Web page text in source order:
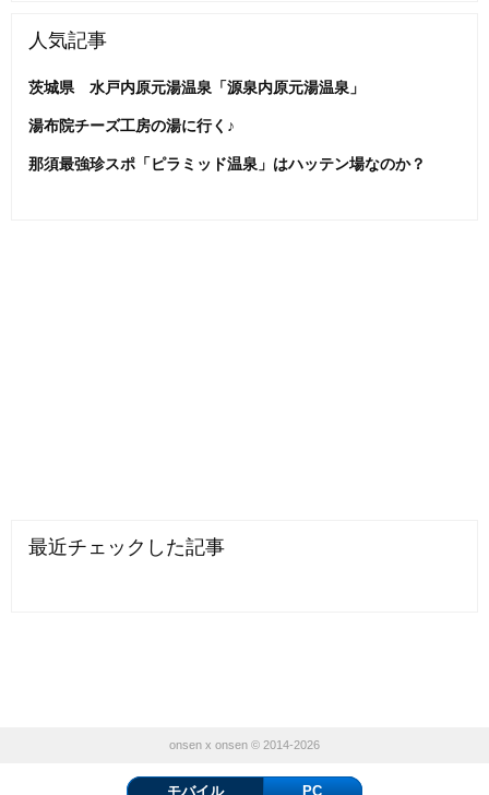
人気記事
茨城県 水戸内原元湯温泉「源泉内原元湯温泉」
湯布院チーズ工房の湯に行く♪
那須最強珍スポ「ピラミッド温泉」はハッテン場なのか？
最近チェックした記事
onsen x onsen © 2014-2026
モバイル PC